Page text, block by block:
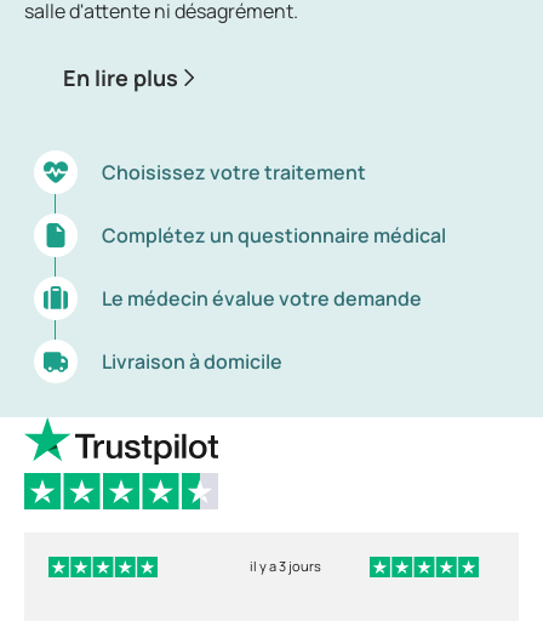
salle d'attente ni désagrément.
En lire plus
Choisissez votre traitement
Complétez un questionnaire médical
Le médecin évalue votre demande
Livraison à domicile
il y a 3 jours